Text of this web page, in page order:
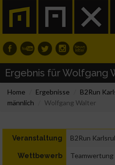
Ergebnis für Wolfgang
Home Ergebnisse B2Run
männlich
Wolfgang Walter
Veranstaltung B2Run
Wettbewerb Teamwertung